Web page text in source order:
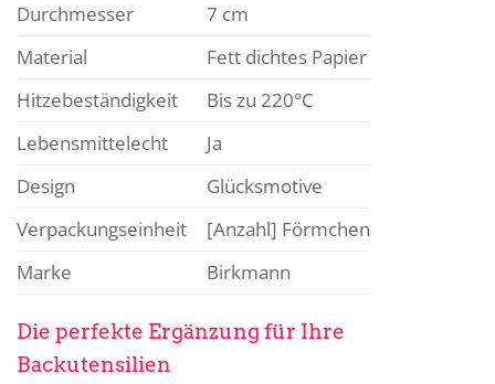
Durchmesser
7 cm
Material
Fett dichtes Papier
Hitzebeständigkeit
Bis zu 220°C
Lebensmittelecht
Ja
Design
Glücksmotive
Verpackungseinheit
[Anzahl] Förmchen
Marke
Birkmann
Die perfekte Ergänzung für Ihre
Backutensilien